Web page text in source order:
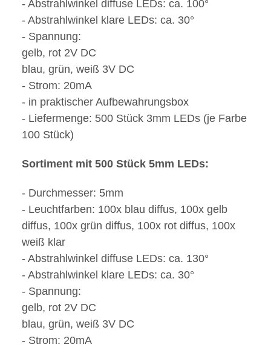
- Abstrahlwinkel diffuse LEDs: ca. 100°
- Abstrahlwinkel klare LEDs: ca. 30°
- Spannung:
gelb, rot 2V DC
blau, grün, weiß 3V DC
- Strom: 20mA
- in praktischer Aufbewahrungsbox
- Liefermenge: 500 Stück 3mm LEDs (je Farbe
100 Stück)
Sortiment mit 500 Stück 5mm LEDs:
- Durchmesser: 5mm
- Leuchtfarben: 100x blau diffus, 100x gelb
diffus, 100x grün diffus, 100x rot diffus, 100x
weiß klar
- Abstrahlwinkel diffuse LEDs: ca. 130°
- Abstrahlwinkel klare LEDs: ca. 30°
- Spannung:
gelb, rot 2V DC
blau, grün, weiß 3V DC
- Strom: 20mA